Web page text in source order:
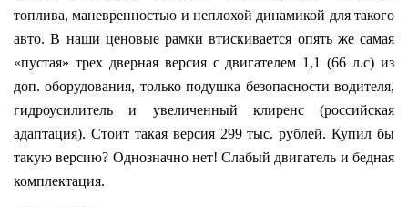
топлива, маневренностью и неплохой динамикой для такого
авто. В наши ценовые рамки втискивается опять же самая
«пустая» трех дверная версия с двигателем 1,1 (66 л.с) из
доп. оборудования, только подушка безопасности водителя,
гидроусилитель и увеличенный клиренс (российская
адаптация). Стоит такая версия 299 тыс. рублей. Купил бы
такую версию? Однозначно нет! Слабый двигатель и бедная
комплектация.